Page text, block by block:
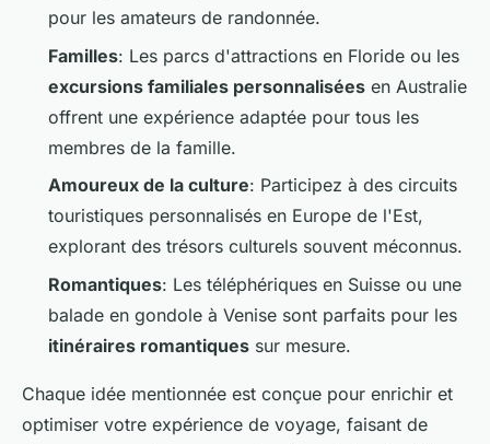
pour les amateurs de randonnée.
Familles: Les parcs d'attractions en Floride ou les
excursions familiales personnalisées en Australie
offrent une expérience adaptée pour tous les
membres de la famille.
Amoureux de la culture: Participez à des circuits
touristiques personnalisés en Europe de l'Est,
explorant des trésors culturels souvent méconnus.
Romantiques: Les téléphériques en Suisse ou une
balade en gondole à Venise sont parfaits pour les
itinéraires romantiques sur mesure.
Chaque idée mentionnée est conçue pour enrichir et
optimiser votre expérience de voyage, faisant de